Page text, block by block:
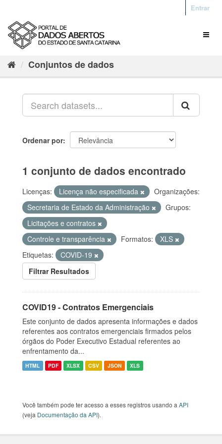
Entrar
Conjuntos de dados
Ordenar por
1 conjunto de dados encontrado
Licenças: Licença não especificada
Organizações:
Secretaria de Estado da Administração
Grupos:
Licitações e contratos
Controle e transparência
Formatos:
XLS
Etiquetas:
COVID-19
Filtrar Resultados
COVID19 - Contratos Emergenciais
Este conjunto de dados apresenta informações e dados
referentes aos contratos emergenciais firmados pelos
órgãos do Poder Executivo Estadual referentes ao
enfrentamento da...
HTML PDF XLSX CSV JSON XLS
Você também pode ter acesso a esses registros usando a API
(veja Documentação da API).